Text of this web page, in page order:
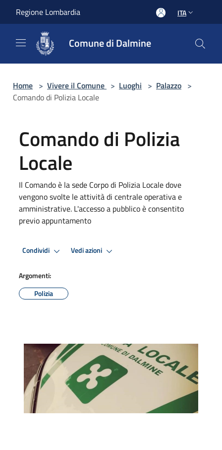
Regione Lombardia ITA
Comune di Dalmine
Home > Vivere il Comune > Luoghi > Palazzo >
Comando di Polizia Locale
Comando di Polizia
Locale
Il Comando è la sede Corpo di Polizia Locale dove
vengono svolte le attività di centrale operativa e
amministrative. L'accesso a pubblico è consentito
previo appuntamento
Condividi Vedi azioni
Argomenti:
Polizia